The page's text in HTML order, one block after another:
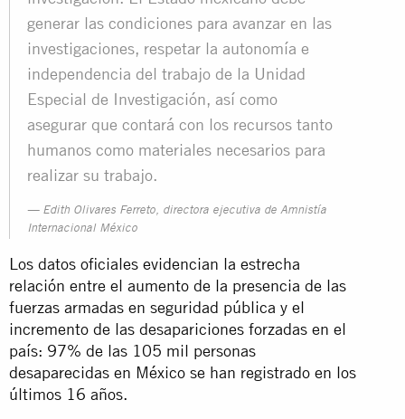
generar las condiciones para avanzar en las
investigaciones, respetar la autonomía e
independencia del trabajo de la Unidad
Especial de Investigación, así como
asegurar que contará con los recursos tanto
humanos como materiales necesarios para
realizar su trabajo.
Edith Olivares Ferreto, directora ejecutiva de Amnistía
Internacional México
Los datos oficiales evidencian la estrecha
relación entre el aumento de la presencia de las
fuerzas armadas en seguridad pública y el
incremento de las desapariciones forzadas en el
país: 97% de las 105 mil personas
desaparecidas en México se han registrado en los
últimos 16 años.